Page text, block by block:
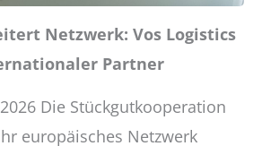
Netzwerk: Vos Logistics
Partner
Die Stückgutkooperation
europäisches Netzwerk